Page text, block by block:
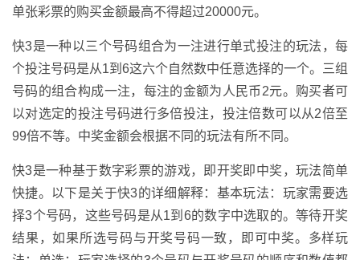
单张彩票的购买金额最高不得超过20000元。
快3是一种以三个号码组合为一注进行单式投注的玩法，每
个投注号码是从1到6这六个自然数中任意选择的一个。三组
号码的组合构成一注，每注的金额为人民币2元。购买者可
以对选定的投注号码进行多倍投注，投注倍数可以从2倍至
99倍不等。中奖金额会根据不同的玩法有所不同。
快3是一种基于数字彩票的游戏，即开奖即中奖，玩法简单
快捷。以下是关于快3的详细解释：基本玩法：玩家需要选
择3个号码，这些号码是从1到6的数字中选取的。等待开奖
结果，如果所选号码与开奖号码一致，即可中奖。多样玩